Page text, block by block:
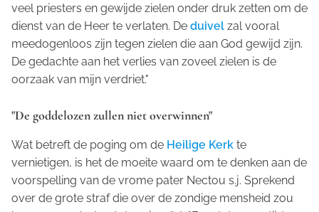
veel priesters en gewijde zielen onder druk zetten om de
dienst van de Heer te verlaten. De duivel zal vooral
meedogenloos zijn tegen zielen die aan God gewijd zijn.
De gedachte aan het verlies van zoveel zielen is de
oorzaak van mijn verdriet."
"De goddelozen zullen niet overwinnen"
Wat betreft de poging om de Heilige Kerk te
vernietigen, is het de moeite waard om te denken aan de
voorspelling van de vrome pater Nectou s.j. Sprekend
over de grote straf die over de zondige mensheid zou